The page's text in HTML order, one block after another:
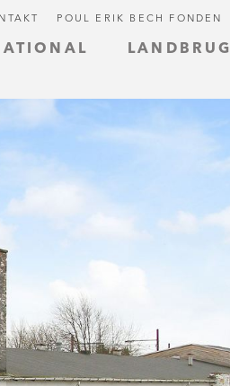
LANDBRUG
POUL ERIK BECH FONDEN